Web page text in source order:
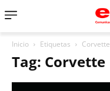
Inicio Etiquetas Corvette
Tag: Corvette